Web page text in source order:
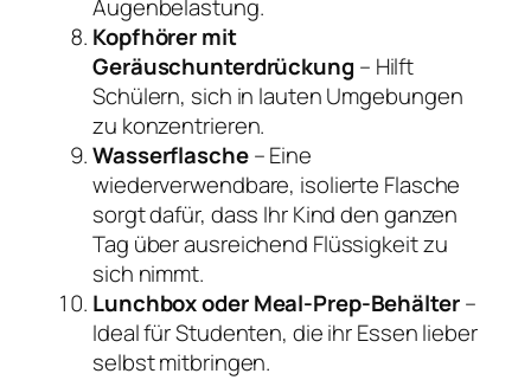
Augenbelastung.
Kopfhörer mit
Geräuschunterdrückung – Hilft
Schülern, sich in lauten Umgebungen
zu konzentrieren.
Wasserflasche– Eine
wiederverwendbare, isolierte Flasche
sorgt dafür, dass Ihr Kind den ganzen
Tag über ausreichend Flüssigkeit zu
sich nimmt.
Lunchbox oder Meal-Prep-Behälter–
Ideal für Studenten, die ihr Essen lieber
selbst mitbringen.